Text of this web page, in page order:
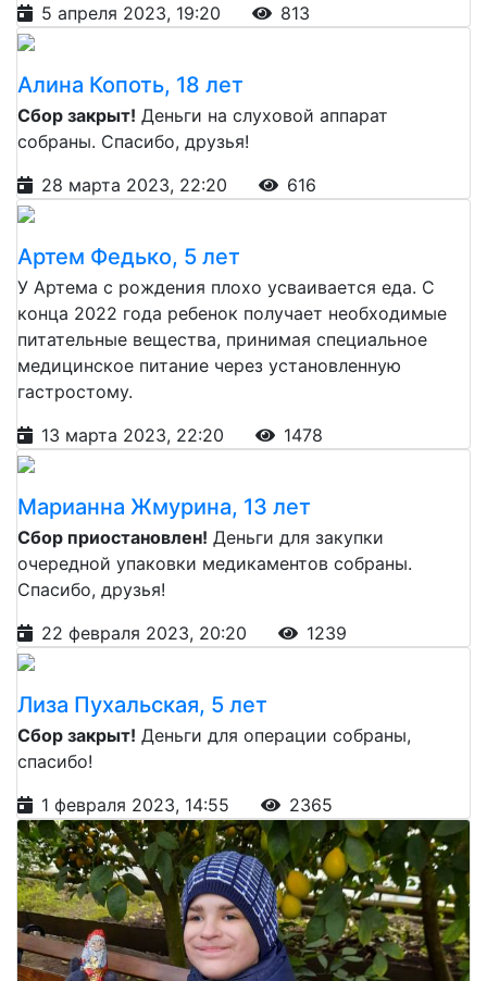
5 апреля 2023, 19:20
813
Алина Копоть, 18 лет
Сбор закрыт! Деньги на слуховой аппарат
собраны. Спасибо, друзья!
28 марта 2023, 22:20
616
Артем Федько, 5 лет
У Артема с рождения плохо усваивается еда. С
конца 2022 года ребенок получает необходимые
питательные вещества, принимая специальное
медицинское питание через установленную
гастростому.
13 марта 2023, 22:20
1478
Марианна Жмурина, 13 лет
Сбор приостановлен! Деньги для закупки
очередной упаковки медикаментов собраны.
Спасибо, друзья!
22 февраля 2023, 20:20
1239
Лиза Пухальская, 5 лет
Сбор закрыт! Деньги для операции собраны,
спасибо!
1 февраля 2023, 14:55
2365